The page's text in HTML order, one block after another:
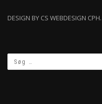
DESIGN BY CS WEBDESIGN CPH.